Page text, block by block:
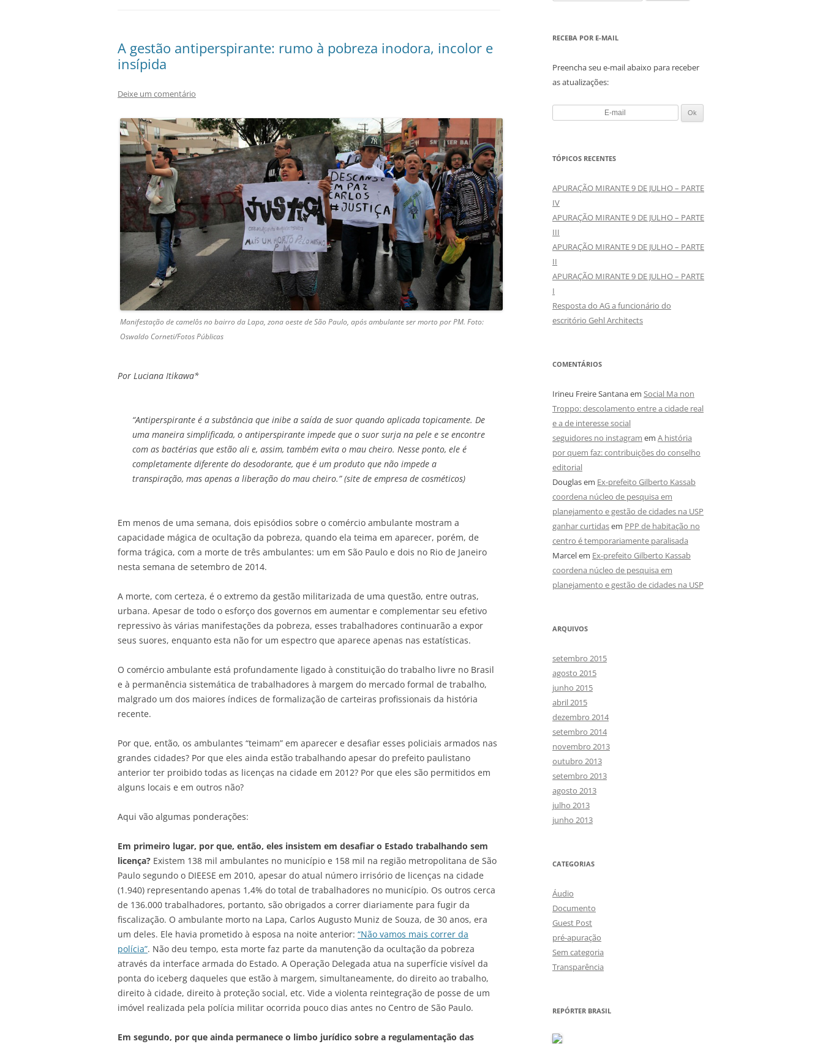
A gestão antiperspirante: rumo à pobreza inodora, incolor e
insípida
Deixe um comentário
Manifestação de camelôs no bairro da Lapa, zona oeste de São Paulo, após ambulante ser morto por PM. Foto:
Oswaldo Corneti/Fotos Públicas
Por Luciana Itikawa*
“Antiperspirante é a substância que inibe a saída de suor quando aplicada topicamente. De
uma maneira simplificada, o antiperspirante impede que o suor surja na pele e se encontre
com as bactérias que estão ali e, assim, também evita o mau cheiro. Nesse ponto, ele é
completamente diferente do desodorante, que é um produto que não impede a
transpiração, mas apenas a liberação do mau cheiro.” (site de empresa de cosméticos)
Em menos de uma semana, dois episódios sobre o comércio ambulante mostram a
capacidade mágica de ocultação da pobreza, quando ela teima em aparecer, porém, de
forma trágica, com a morte de três ambulantes: um em São Paulo e dois no Rio de Janeiro
nesta semana de setembro de 2014.
A morte, com certeza, é o extremo da gestão militarizada de uma questão, entre outras,
urbana. Apesar de todo o esforço dos governos em aumentar e complementar seu efetivo
repressivo às várias manifestações da pobreza, esses trabalhadores continuarão a expor
seus suores, enquanto esta não for um espectro que aparece apenas nas estatísticas.
O comércio ambulante está profundamente ligado à constituição do trabalho livre no Brasil
e à permanência sistemática de trabalhadores à margem do mercado formal de trabalho,
malgrado um dos maiores índices de formalização de carteiras profissionais da história
recente.
Por que, então, os ambulantes “teimam” em aparecer e desafiar esses policiais armados nas
grandes cidades? Por que eles ainda estão trabalhando apesar do prefeito paulistano
anterior ter proibido todas as licenças na cidade em 2012? Por que eles são permitidos em
alguns locais e em outros não?
Aqui vão algumas ponderações:
Em primeiro lugar, por que, então, eles insistem em desafiar o Estado trabalhando sem
licença? Existem 138 mil ambulantes no município e 158 mil na região metropolitana de São
Paulo segundo o DIEESE em 2010, apesar do atual número irrisório de licenças na cidade
(1.940) representando apenas 1,4% do total de trabalhadores no município. Os outros cerca
de 136.000 trabalhadores, portanto, são obrigados a correr diariamente para fugir da
fiscalização. O ambulante morto na Lapa, Carlos Augusto Muniz de Souza, de 30 anos, era
um deles. Ele havia prometido à esposa na noite anterior: “Não vamos mais correr da
polícia”. Não deu tempo, esta morte faz parte da manutenção da ocultação da pobreza
através da interface armada do Estado. A Operação Delegada atua na superfície visível da
ponta do iceberg daqueles que estão à margem, simultaneamente, do direito ao trabalho,
direito à cidade, direito à proteção social, etc. Vide a violenta reintegração de posse de um
imóvel realizada pela polícia militar ocorrida pouco dias antes no Centro de São Paulo.
Em segundo, por que ainda permanece o limbo jurídico sobre a regulamentação das
e
q
i
r
p
RECEBA POR E-MAIL
Preencha seu e-mail abaixo para receber
as atualizações:
TÓPICOS RECENTES
APURAÇÃO MIRANTE 9 DE JULHO – PARTE
IV
APURAÇÃO MIRANTE 9 DE JULHO – PARTE
III
APURAÇÃO MIRANTE 9 DE JULHO – PARTE
II
APURAÇÃO MIRANTE 9 DE JULHO – PARTE
I
Resposta do AG a funcionário do
escritório Gehl Architects
COMENTÁRIOS
Irineu Freire Santanaem Social Ma non
Troppo: descolamento entre a cidade real
e a de interesse social
seguidores no instagram em A história
por quem faz: contribuições do conselho
editorial
Douglasem Ex-prefeito Gilberto Kassab
coordena núcleo de pesquisa em
planejamento e gestão de cidades na USP
ganhar curtidasem PPP de habitação no
centro é temporariamente paralisada
Marcelem Ex-prefeito Gilberto Kassab
coordena núcleo de pesquisa em
planejamento e gestão de cidades na USP
ARQUIVOS
setembro 2015
agosto 2015
junho 2015
abril 2015
dezembro 2014
setembro 2014
novembro 2013
outubro 2013
setembro 2013
agosto 2013
julho 2013
junho 2013
CATEGORIAS
Áudio
Documento
Guest Post
pré-apuração
Sem categoria
Transparência
REPÓRTER BRASIL